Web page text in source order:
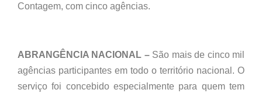
Contagem, com cinco agências.
ABRANGÊNCIA NACIONAL –São mais de cinco mil
agências participantes em todo o território nacional. O
serviço foi concebido especialmente para quem tem